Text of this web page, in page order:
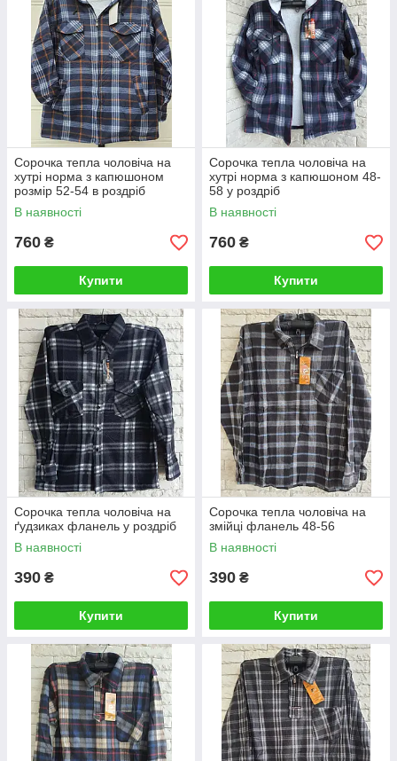
Сорочка тепла чоловіча на
хутрі норма з капюшоном
розмір 52-54 в роздріб
В наявності
760 ₴
Купити
Сорочка тепла чоловіча на
хутрі норма з капюшоном 48-
58 у роздріб
В наявності
760 ₴
Купити
Сорочка тепла чоловіча на
ґудзиках фланель у роздріб
В наявності
390 ₴
Купити
Сорочка тепла чоловіча на
змійці фланель 48-56
В наявності
390 ₴
Купити